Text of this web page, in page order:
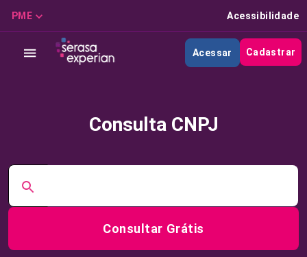
PME Acessibilidade
Acessar Cadastrar
Consulta CNPJ
Consultar Grátis